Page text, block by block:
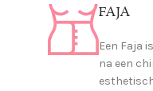
FAJA
Een Faja
na een